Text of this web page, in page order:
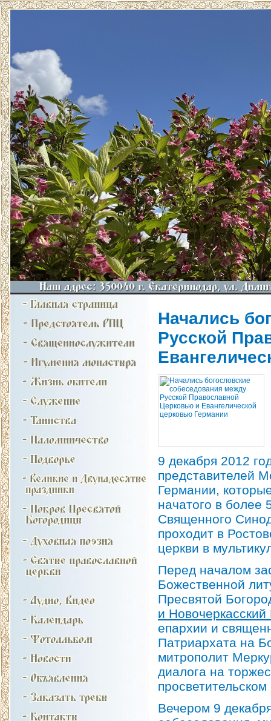
Начались
Русской
9 декабря 2012
представителей
Германии,
начатого в более
Священного
проходит в
церкви в
Перед началом
Божественной
Пресвятой
и
епархии и
Патриархата на
митрополит
диалога на
Вечером 9